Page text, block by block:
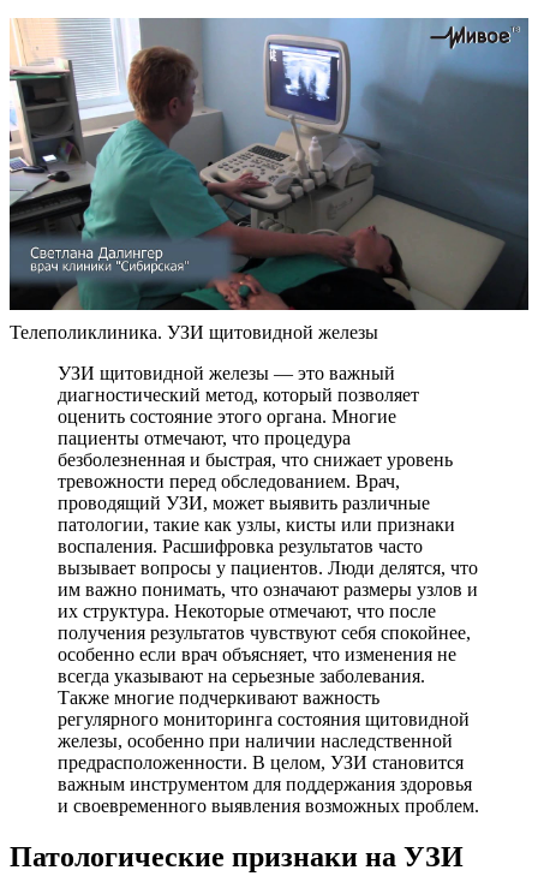
Телеполиклиника. УЗИ щитовидной железы
УЗИ щитовидной железы — это важный
диагностический метод, который позволяет
оценить состояние этого органа. Многие
пациенты отмечают, что процедура
безболезненная и быстрая, что снижает уровень
тревожности перед обследованием. Врач,
проводящий УЗИ, может выявить различные
патологии, такие как узлы, кисты или признаки
воспаления. Расшифровка результатов часто
вызывает вопросы у пациентов. Люди делятся, что
им важно понимать, что означают размеры узлов и
их структура. Некоторые отмечают, что после
получения результатов чувствуют себя спокойнее,
особенно если врач объясняет, что изменения не
всегда указывают на серьезные заболевания.
Также многие подчеркивают важность
регулярного мониторинга состояния щитовидной
железы, особенно при наличии наследственной
предрасположенности. В целом, УЗИ становится
важным инструментом для поддержания здоровья
и своевременного выявления возможных проблем.
Патологические признаки на УЗИ